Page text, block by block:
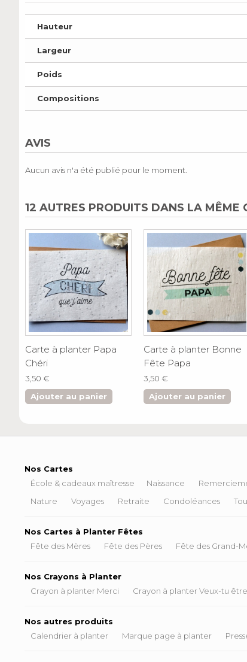
Hauteur
Largeur
Poids
Compositions
AVIS
Aucun avis n'a été publié pour le moment.
12 AUTRES PRODUITS DANS LA MÊME
Carte à planter Papa
Chéri
3,50 €
Ajouter au panier
Carte à planter Bonne
Fête Papa
3,50 €
Ajouter au panier
Nos Cartes
École & cadeaux maîtresse
Naissance
Nature
Voyages Retraite Condoléances
Nos Cartes à Planter Fêtes
Fête des Mères
Fête des Pères Fête des Grand-
Nos Crayons à Planter
Crayon à planter Merci
Crayon à planter Veux-tu
Nos autres produits
Calendrier à planter
Marque page à planter